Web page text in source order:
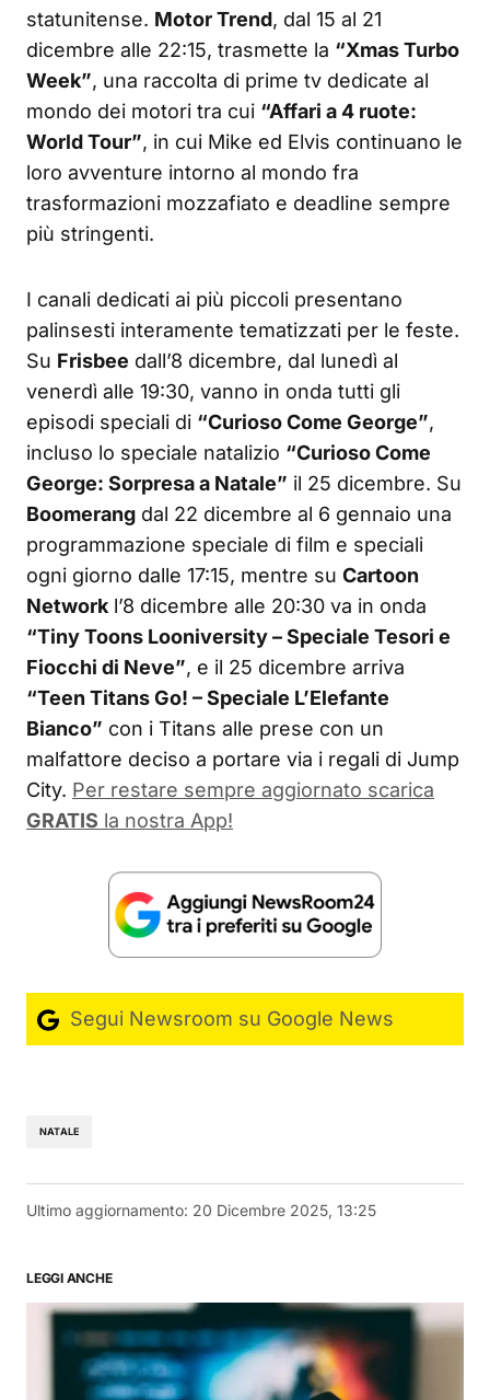
statunitense. Motor Trend, dal 15 al 21
dicembre alle 22:15, trasmette la “Xmas Turbo
Week”, una raccolta di prime tv dedicate al
mondo dei motori tra cui “Affari a 4 ruote:
World Tour”, in cui Mike ed Elvis continuano le
loro avventure intorno al mondo fra
trasformazioni mozzafiato e deadline sempre
più stringenti.
I canali dedicati ai più piccoli presentano
palinsesti interamente tematizzati per le feste.
Su Frisbee dall’8 dicembre, dal lunedì al
venerdì alle 19:30, vanno in onda tutti gli
episodi speciali di “Curioso Come George”,
incluso lo speciale natalizio “Curioso Come
George: Sorpresa a Natale” il 25 dicembre. Su
Boomerang dal 22 dicembre al 6 gennaio una
programmazione speciale di film e speciali
ogni giorno dalle 17:15, mentre su Cartoon
Network l’8 dicembre alle 20:30 va in onda
“Tiny Toons Looniversity – Speciale Tesori e
Fiocchi di Neve”, e il 25 dicembre arriva
“Teen Titans Go! – Speciale L’Elefante
Bianco” con i Titans alle prese con un
malfattore deciso a portare via i regali di Jump
City. Per restare sempre aggiornato scarica
GRATIS la nostra App!
Segui Newsroom su Google News
NATALE
Ultimo aggiornamento: 20 Dicembre 2025, 13:25
LEGGI ANCHE